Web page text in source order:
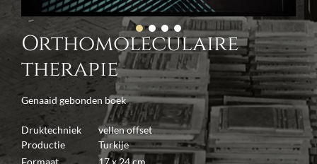
Orthomoleculaire
therapie
Genaaid gebonden boek
Druktechniek
vellen offset
Productie
Turkije
Formaat
17 x 24 cm